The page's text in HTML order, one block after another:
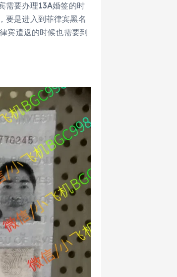
需要办理13A婚签的时
要是进入到菲律宾黑名
宾遣返的时候也需要到